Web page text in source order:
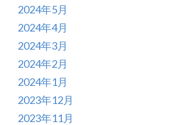
2024年5月
2024年4月
2024年3月
2024年2月
2024年1月
2023年12月
2023年11月